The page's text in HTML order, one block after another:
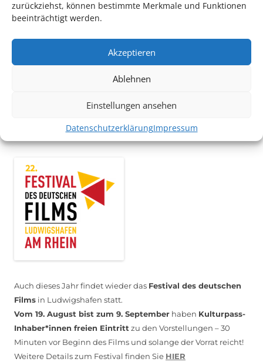
zurückziehst, können bestimmte Merkmale und Funktionen
beeinträchtigt werden.
Akzeptieren
Ablehnen
Einstellungen ansehen
DatenschutzerklärungImpressum
TECHNIK SUPPORT GESUCHT!
Das Kulturparkett freut sich stets überehrenamtliche
Mithilfe im Bereich Technik . Sie haben Interesse? Dann
Auch dieses Jahr findet wieder das Festival des deutschen
Films in Ludwigshafen statt.
Vom 19. August bist zum 9. September haben Kulturpass-
Inhaber*innen freien Eintritt zu den Vorstellungen – 30
Minuten vor Beginn des Films und solange der Vorrat reicht!
Weitere Details zum Festival finden Sie HIER